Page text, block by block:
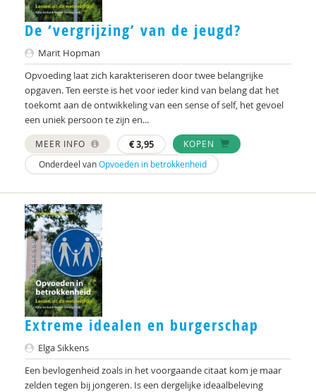
Ietje Corman
Hanneke Creemers
Heleen Crul
Remmert Daas
Geert ten Dam
Resi Damhuis
Mehmet Day
Doret de Ruyter
Marieke Dekker
Tycho Dekkers
Martine F. Delfos
Symone Detmar
A.S. Dias-Broens
Maaike Diender
De ‘vergrijzing’ van de jeugd?
Marit Hopman
Opvoeding laat zich karakteriseren door twee belangrijke
opgaven. Ten eerste is het voor ieder kind van belang dat het
toekomt aan de ontwikkeling van een sense of self, het gevoel
een uniek persoon te zijn en...
MEER INFO €3,95
KOPEN
Onderdeel vanOpvoeden in betrokkenheid
Extreme idealen en burgerschap
Elga Sikkens
Een bevlogenheid zoals in het voorgaande citaat kom je maar
zelden tegen bij jongeren. Is een dergelijke ideaalbeleving